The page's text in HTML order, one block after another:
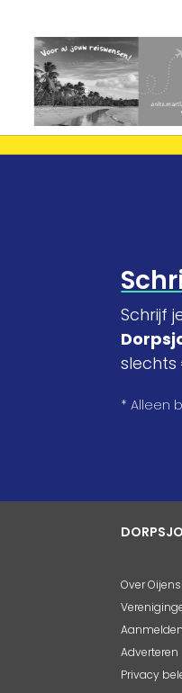
Schrijf
* Alleen
Over
Aanmelden
Adverteren
Privacy